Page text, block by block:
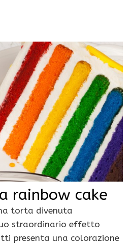
rainbow cake
torta divenuta
straordinario effetto
presenta una colorazione